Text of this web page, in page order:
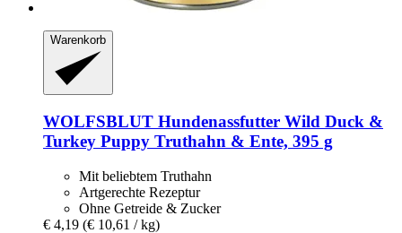
Warenkorb
WOLFSBLUT Hundenassfutter Wild Duck &
Turkey Puppy Truthahn & Ente, 395 g
Mit beliebtem Truthahn
Artgerechte Rezeptur
Ohne Getreide & Zucker
€ 4,19 (€ 10,61 / kg)